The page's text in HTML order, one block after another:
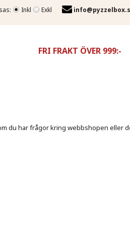
Inkl Exkl
FRI FRAKT ÖVER 999:-
du har frågor kring webbshopen eller